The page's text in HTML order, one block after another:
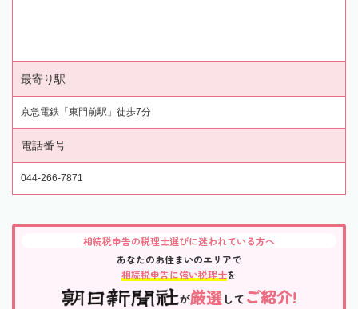
最寄り駅
京急電鉄「東門前駅」徒歩7分
電話番号
044-266-7871
相続税申告の税理士選びに迷われている方へ
あなたのお住まいのエリアで
相続税申告に強い税理士を
が厳選して ご紹介!